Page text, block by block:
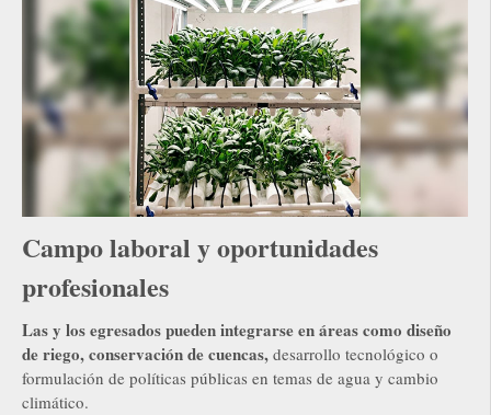
Campo laboral y oportunidades
profesionales
Las y los egresados pueden integrarse en áreas como diseño
de riego, conservación de cuencas, desarrollo tecnológico o
formulación de políticas públicas en temas de agua y cambio
climático.